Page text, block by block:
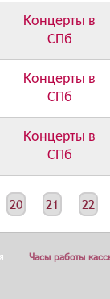
Концерты в
СПб
Концерты в
СПб
Концерты в
СПб
20 21 22
Часы работы